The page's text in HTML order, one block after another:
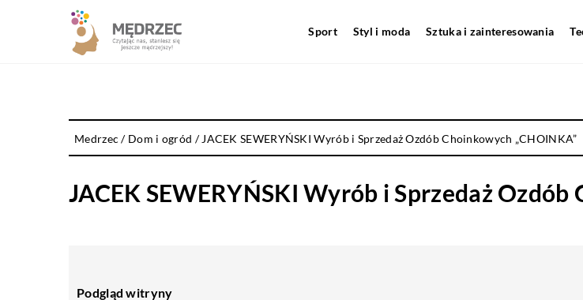
Sport Styl i moda Sztuka i zainteresowania
Medrzec / Dom i ogród / JACEK SEWERYŃSKI Wyrób i Sprzedaż Ozdób Choinkowych „CHOINKA”
JACEK SEWERYŃSKI Wyrób i Sprzedaż
Podgląd witryny